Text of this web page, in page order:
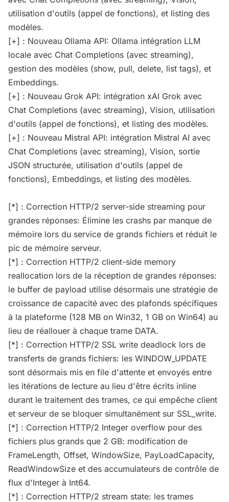
utilisation d'outils (appel de fonctions), et listing des
modèles.
[+] : Nouveau Ollama API: Ollama intégration LLM
locale avec Chat Completions (avec streaming),
gestion des modèles (show, pull, delete, list tags), et
Embeddings.
[+] : Nouveau Grok API: intégration xAI Grok avec
Chat Completions (avec streaming), Vision, utilisation
d'outils (appel de fonctions), et listing des modèles.
[+] : Nouveau Mistral API: intégration Mistral AI avec
Chat Completions (avec streaming), Vision, sortie
JSON structurée, utilisation d'outils (appel de
fonctions), Embeddings, et listing des modèles.
[*] : Correction HTTP/2 server-side streaming pour
grandes réponses: Élimine les crashs par manque de
mémoire lors du service de grands fichiers et réduit le
pic de mémoire serveur.
[*] : Correction HTTP/2 client-side memory
reallocation lors de la réception de grandes réponses:
le buffer de payload utilise désormais une stratégie de
croissance de capacité avec des plafonds spécifiques
à la plateforme (128 MB on Win32, 1 GB on Win64) au
lieu de réallouer à chaque trame DATA.
[*] : Correction HTTP/2 SSL write deadlock lors de
transferts de grands fichiers: les WINDOW_UPDATE
sont désormais mis en file d'attente et envoyés entre
les itérations de lecture au lieu d'être écrits inline
durant le traitement des trames, ce qui empêche client
et serveur de se bloquer simultanément sur SSL_write.
[*] : Correction HTTP/2 Integer overflow pour des
fichiers plus grands que 2 GB: modification de
FrameLength, Offset, WindowSize, PayLoadCapacity,
ReadWindowSize et des accumulateurs de contrôle de
flux d'Integer à Int64.
[*] : Correction HTTP/2 stream state: les trames